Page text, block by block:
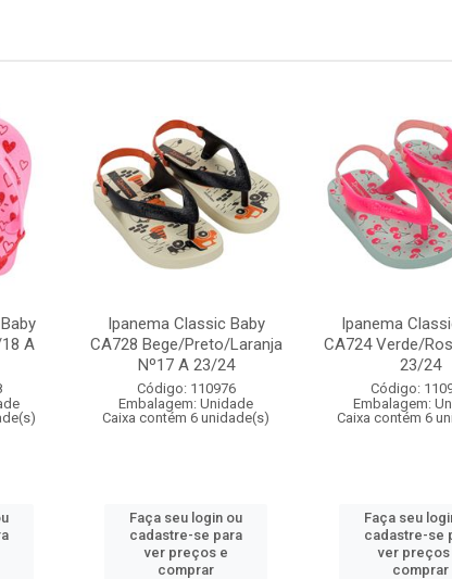
A
Ipanema Classic Baby
CA728 Bege/Preto/Laranja
Nº17 A 23/24
Código: 110976
Embalagem: Unidade
Caixa contém 6 unidade(s)
Faça seu login ou
cadastre-se para
ver preços e
comprar
Ipanema
CA724 Verde/
23/24
Código:
Embalagem:
Caixa contém 6
Faça seu
cadastre-se
ver preços
comprar